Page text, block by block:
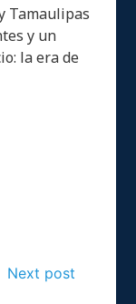
Tamaulipas
y un
la era de
Next post